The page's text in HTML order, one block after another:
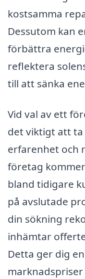
kostsamma
Dessutom kan
förbättra
reflektera
till att sänka
Vid val av ett
det viktigt att
erfarenhet och
företag
bland tidigare
på avslutade
din sökning
inhämtar
Detta ger dig